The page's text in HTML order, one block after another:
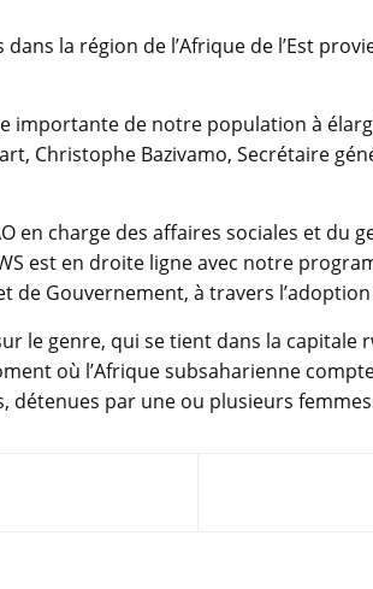
la région de l’Afrique de l’Est
importante de notre population à
Christophe Bazivamo, Secrétaire
en charge des affaires sociales et du
est en droite ligne avec notre
de Gouvernement, à travers
le genre, qui se tient dans la capitale
où l’Afrique subsaharienne
détenues par une ou plusieurs